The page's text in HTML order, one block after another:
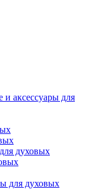
аксессуары для
духовых
для духовых